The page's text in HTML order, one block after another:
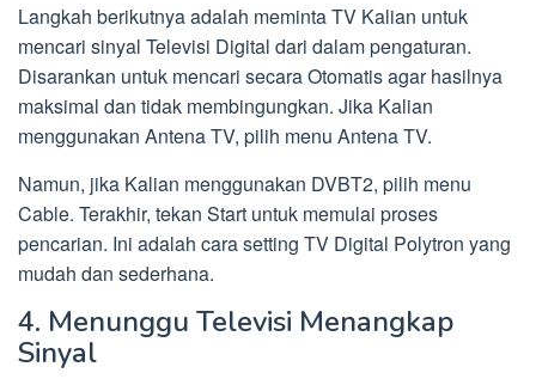
Langkah berikutnya adalah meminta TV Kalian untuk
mencari sinyal Televisi Digital dari dalam pengaturan.
Disarankan untuk mencari secara Otomatis agar hasilnya
maksimal dan tidak membingungkan. Jika Kalian
menggunakan Antena TV, pilih menu Antena TV.
Namun, jika Kalian menggunakan DVBT2, pilih menu
Cable. Terakhir, tekan Start untuk memulai proses
pencarian. Ini adalah cara setting TV Digital Polytron yang
mudah dan sederhana.
4. Menunggu Televisi Menangkap
Sinyal